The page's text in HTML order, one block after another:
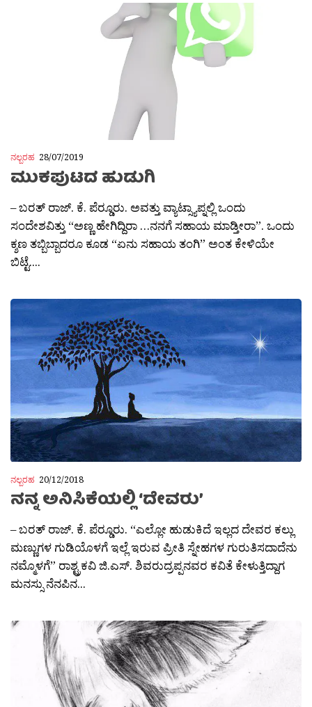
ನಲ್ಬರಹ 28/07/2019
ಮುಕಪುಟದ ಹುಡುಗಿ
– ಬರತ್ ರಾಜ್. ಕೆ. ಪೆರ‍್ಡೂರು. ಅವತ್ತು ವ್ಯಾಟ್ಸ್ಯಾಪ್ನಲ್ಲಿ ಒಂದು
ಸಂದೇಶವಿತ್ತು “ಅಣ್ಣ ಹೇಗಿದ್ದಿರಾ …ನನಗೆ ಸಹಾಯ ಮಾಡ್ತೀರಾ”. ಒಂದು
ಕ್ಶಣ ತಬ್ಬಿಬ್ಬಾದರೂ ಕೂಡ “ಏನು ಸಹಾಯ ತಂಗಿ” ಅಂತ ಕೇಳಿಯೇ
ಬಿಟ್ಟೆ....
ನಲ್ಬರಹ 20/12/2018
ನನ್ನ ಅನಿಸಿಕೆಯಲ್ಲಿ ‘ದೇವರು’
– ಬರತ್ ರಾಜ್. ಕೆ. ಪೆರ‍್ಡೂರು. “ಎಲ್ಲೋ ಹುಡುಕಿದೆ ಇಲ್ಲದ ದೇವರ ಕಲ್ಲು
ಮಣ್ಣುಗಳ ಗುಡಿಯೊಳಗೆ‌ ಇಲ್ಲೆ ಇರುವ ಪ್ರೀತಿ ಸ್ನೇಹಗಳ ಗುರುತಿಸದಾದೆನು
ನಮ್ಮೊಳಗೆ” ರಾಶ್ಟ್ರಕವಿ ಜಿ.ಎಸ್. ಶಿವರುದ್ರಪ್ಪನವರ ಕವಿತೆ ಕೇಳುತ್ತಿದ್ದಾಗ
ಮನಸ್ಸು ನೆನಪಿನ...